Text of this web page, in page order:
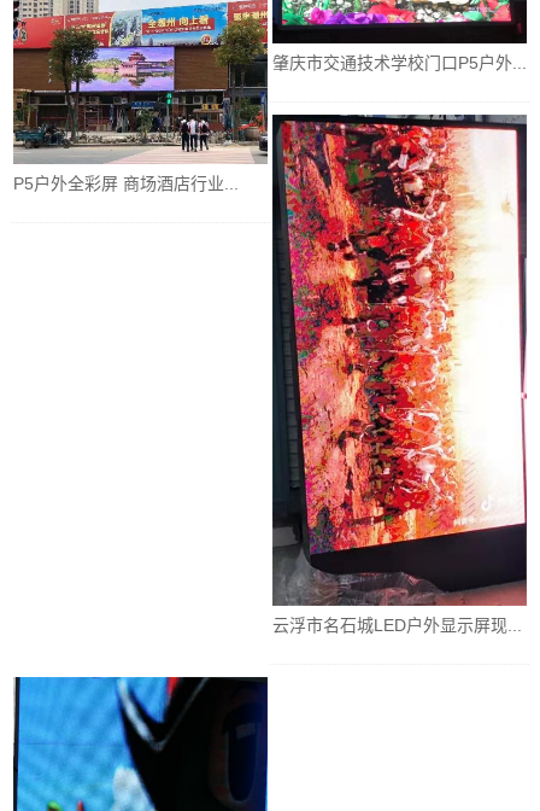
P5户外全彩屏 商场酒店行业...
肇庆市交通技术学校门口P5户外...
云浮市名石城LED户外显示屏现...